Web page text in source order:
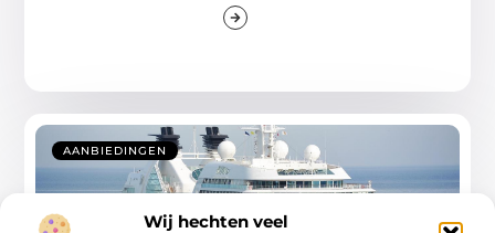
Wij hechten veel
AANBIEDINGEN